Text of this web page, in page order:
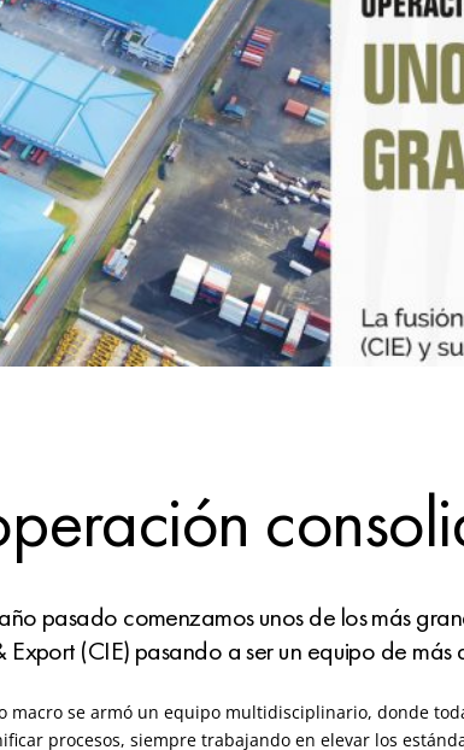
pasado comenzamos unos de los más
Export (CIE) pasando a ser un equipo de
macro se armó un equipo multidisciplinario, donde
procesos, siempre trabajando en elevar los